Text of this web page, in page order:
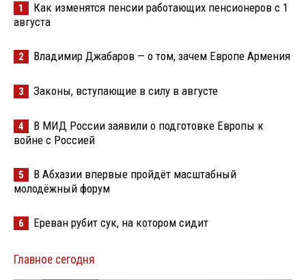
1
Как изменятся пенсии работающих пенсионеров с 1
августа
2 Владимир Джабаров — о том, зачем Европе Армения
3 Законы, вступающие в силу в августе
4
В МИД России заявили о подготовке Европы к
войне с Россией
5
В Абхазии впервые пройдёт масштабный
молодёжный форум
6 Ереван рубит сук, на котором сидит
Главное сегодня